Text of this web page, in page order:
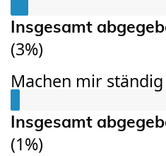
Insgesamt
(3%)
Machen mir
Insgesamt
(1%)